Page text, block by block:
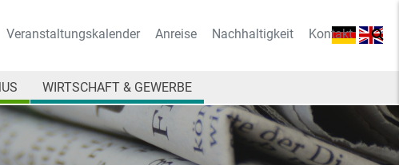
Veranstaltungskalender Anreise Nachhaltigkeit Kontakt
WIRTSCHAFT & GEWERBE